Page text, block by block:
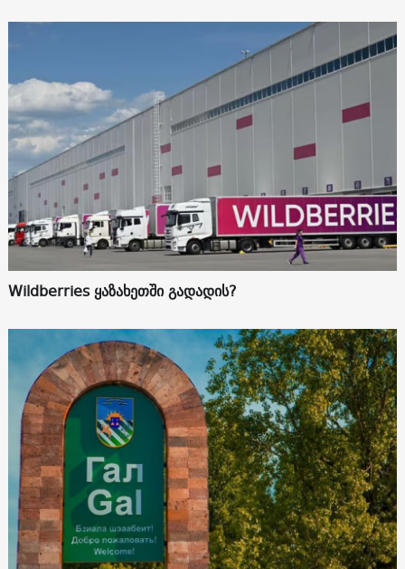
Wildberries ყაზახეთში გადადის?